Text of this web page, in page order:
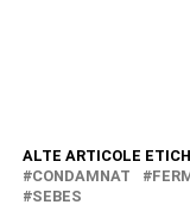
ALTE ARTICOLE
CONDAMNAT
SEBES